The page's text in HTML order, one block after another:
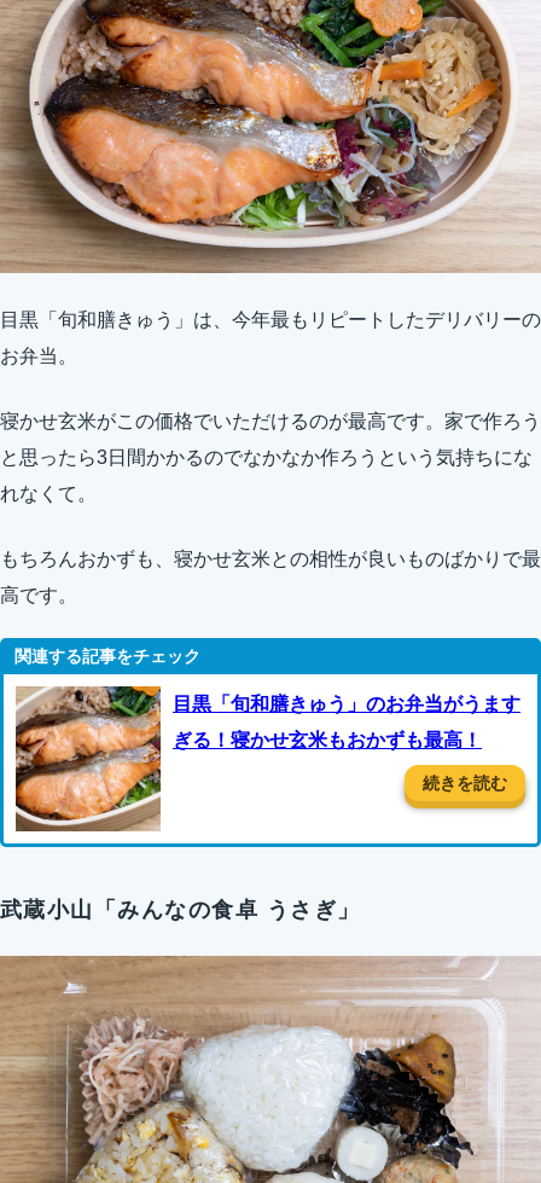
目黒「旬和膳きゅう」は、今年最もリピートしたデリバリーの
お弁当。
寝かせ玄米がこの価格でいただけるのが最高です。家で作ろう
と思ったら3日間かかるのでなかなか作ろうという気持ちにな
れなくて。
もちろんおかずも、寝かせ玄米との相性が良いものばかりで最
高です。
目黒「旬和膳きゅう」のお弁当がうます
ぎる！寝かせ玄米もおかずも最高！
続きを読む
武蔵小山「みんなの食卓 うさぎ」